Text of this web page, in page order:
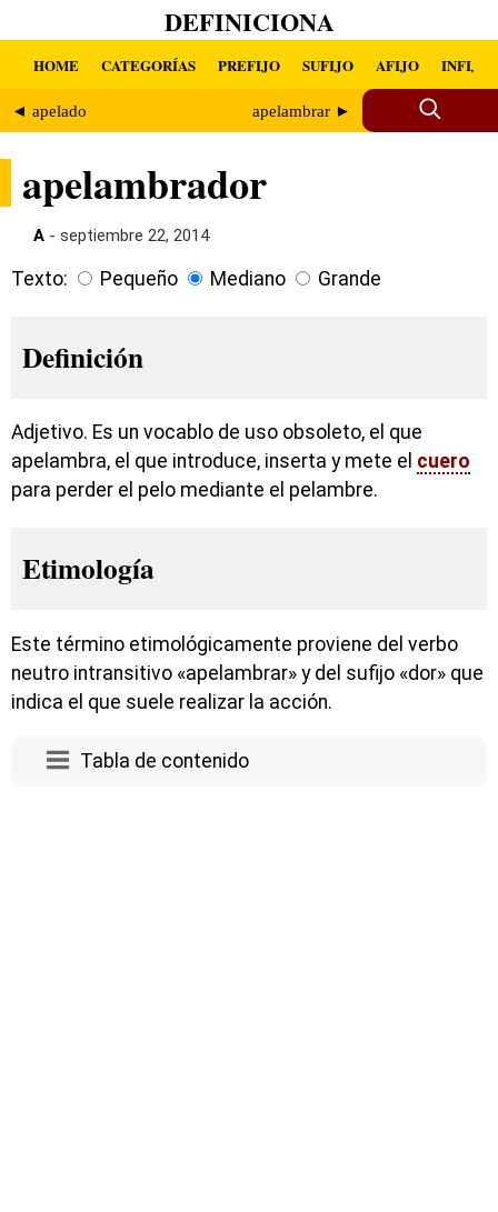
DEFINICIONA
HOME CATEGORÍAS PREFIJO SUFIJO AFIJO INFIJO
◄ apelado apelambrar ►
apelambrador
A - septiembre 22, 2014
Texto: Pequeño Mediano Grande
Definición
Adjetivo. Es un vocablo de uso obsoleto, el que
apelambra, el que introduce, inserta y mete el cuero
para perder el pelo mediante el pelambre.
Etimología
Este término etimológicamente proviene del verbo
neutro intransitivo «apelambrar» y del sufijo «dor» que
indica el que suele realizar la acción.
Tabla de contenido